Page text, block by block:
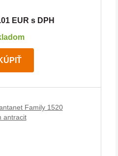
EUR s DPH
Family 1520
antracit